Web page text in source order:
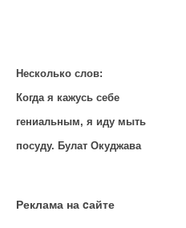
Несколько слов:
Когда я кажусь себе
гениальным, я иду мыть
посуду. Булат Окуджава
Реклама на cайте